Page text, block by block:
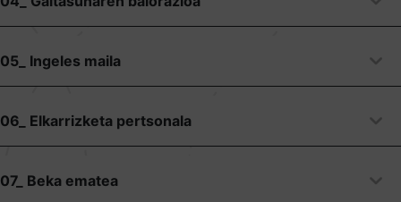
05_ Ingeles maila
06_ Elkarrizketa pertsonala
07_ Beka ematea